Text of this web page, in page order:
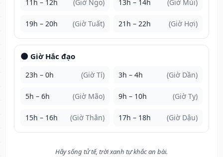
11h – 12h (Giờ Ngọ) 13h – 14h (Giờ Mùi)
19h – 20h (Giờ Tuất) 21h – 22h (Giờ Hợi)
🌑 Giờ Hắc đạo
23h – 0h (Giờ Tí) 3h – 4h (Giờ Dần)
5h – 6h (Giờ Mão) 9h – 10h (Giờ Tỵ)
15h – 16h (Giờ Thân) 17h – 18h (Giờ Dậu)
Hãy sống tử tế, trời xanh tự khắc an bài.